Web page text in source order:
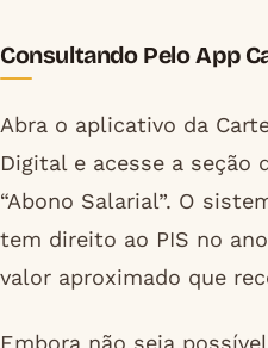
Consultando Pelo App
Abra o aplicativo da
Digital e acesse a seção
“Abono Salarial”. O
tem direito ao PIS no
valor aproximado que
Embora não seja